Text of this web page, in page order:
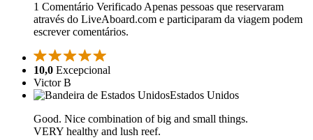
1 Comentário Verificado Apenas pessoas que reservaram
através do LiveAboard.com e participaram da viagem podem
escrever comentários.
10,0 Excepcional
Victor B
Estados Unidos
Good. Nice combination of big and small things.
VERY healthy and lush reef.